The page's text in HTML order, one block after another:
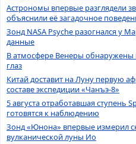
Астрономы впервые разглядели
объяснили её загадочное
Зонд NASA Psyche разогнался у
данные
В атмосфере Венеры обнаружены
глаз
Китай доставит на Луну первую
составе экспедиции «Чанъэ-8»
5 августа отработавшая ступень
готовятся к наблюдению
Зонд «Юнона» впервые измерил
вулканической луны Ио